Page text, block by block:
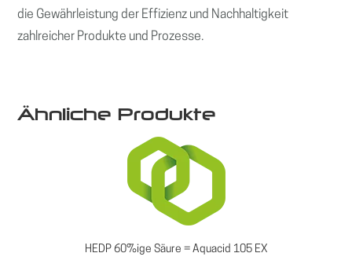
die Gewährleistung der Effizienz und Nachhaltigkeit
zahlreicher Produkte und Prozesse.
Ähnliche Produkte
HEDP 60%ige Säure = Aquacid 105 EX